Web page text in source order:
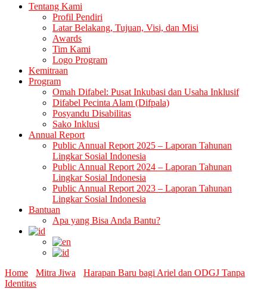
Tentang Kami
Profil Pendiri
Latar Belakang, Tujuan, Visi, dan Misi
Awards
Tim Kami
Logo Program
Kemitraan
Program
Omah Difabel: Pusat Inkubasi dan Usaha Inklusif
Difabel Pecinta Alam (Difpala)
Posyandu Disabilitas
Sako Inklusi
Annual Report
Public Annual Report 2025 – Laporan Tahunan
Lingkar Sosial Indonesia
Public Annual Report 2024 – Laporan Tahunan
Lingkar Sosial Indonesia
Public Annual Report 2023 – Laporan Tahunan
Lingkar Sosial Indonesia
Bantuan
Apa yang Bisa Anda Bantu?
Home Mitra Jiwa
Harapan Baru bagi Ariel dan ODGJ Tanpa
Identitas